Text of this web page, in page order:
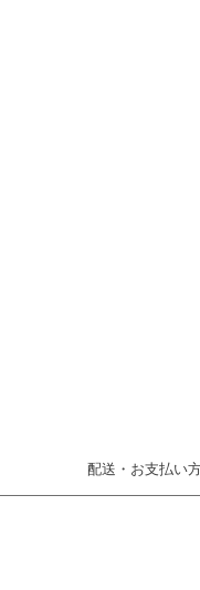
配送・お支払い